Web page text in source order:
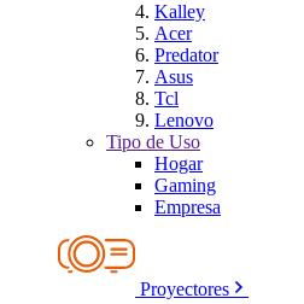
Kalley
Acer
Predator
Asus
Tcl
Lenovo
Tipo de Uso
Hogar
Gaming
Empresa
Proyectores